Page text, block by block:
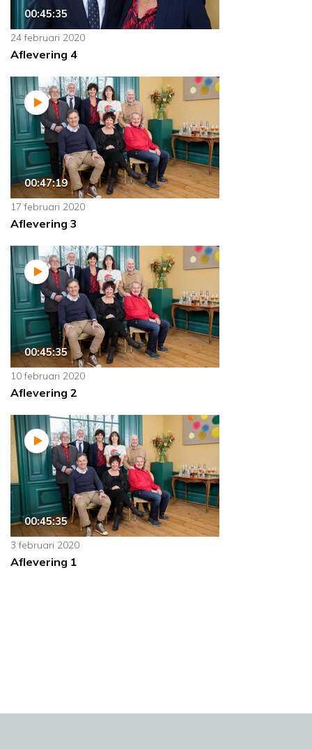
00:45:35
24 februari 2020
Aflevering 4
00:47:19
17 februari 2020
Aflevering 3
00:45:35
10 februari 2020
Aflevering 2
00:45:35
3 februari 2020
Aflevering 1